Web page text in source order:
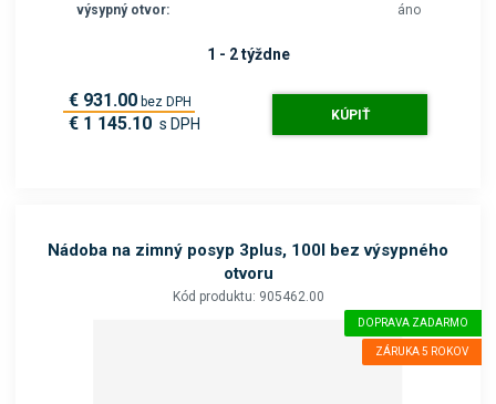
výsypný otvor:
áno
1 - 2 týždne
€ 931.00 bez DPH
€ 1 145.10 s DPH KÚPIŤ
Nádoba na zimný posyp 3plus, 100l bez výsypného
otvoru
Kód produktu: 905462.00
DOPRAVA ZADARMO
ZÁRUKA 5 ROKOV